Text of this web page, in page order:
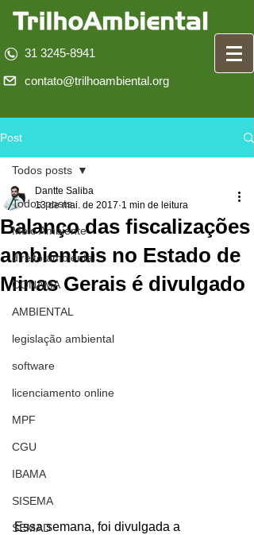
31 3245-8941
contato@trilhoambiental.org
Post
Todos posts
Meio Ambiente
direito ambiental
CONAMA
AMBIENTAL
legislação ambiental
software
licenciamento online
MPF
CGU
IBAMA
SISEMA
SEMAD
Todos posts
Balanço das fiscalizações
ambientais no Estado de
Minas Gerais é divulgado
Dantte Saliba
13 de mai. de 2017 1 min de leitura
Essa semana, foi divulgada a